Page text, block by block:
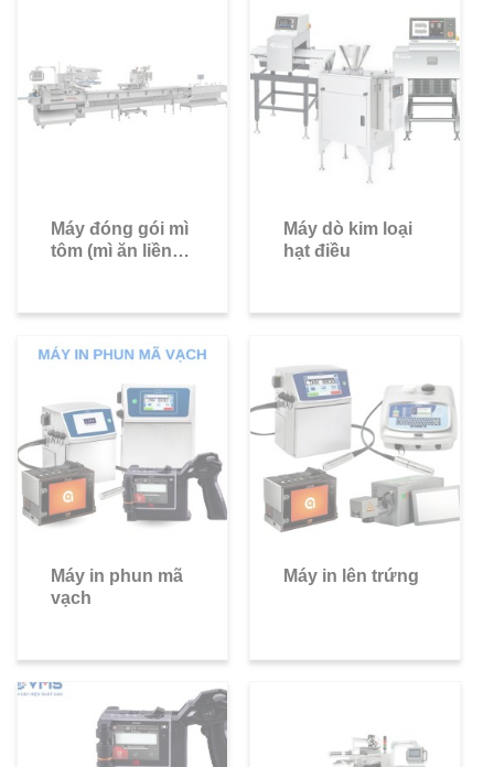
Máy đóng gói mì
tôm (mì ăn liền,
Máy dò kim loại
hạt điều
Máy in phun mã
vạch
Máy in lên trứng